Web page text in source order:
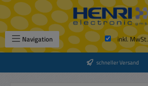
Zum Hauptinhalt springen
Navigation inkl. MwSt.
schneller Versand